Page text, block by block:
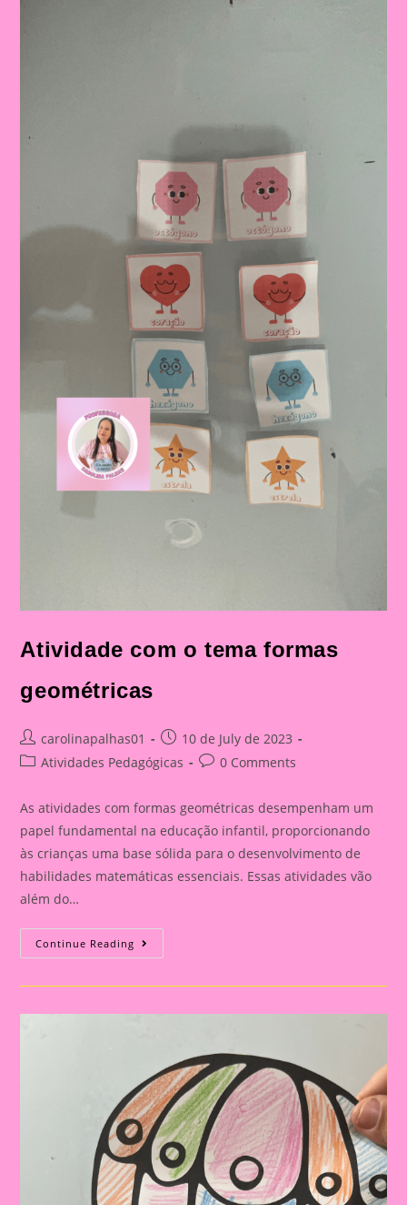
Atividade com o tema formas
geométricas
Post
author:
carolinapalhas01
Post
published:
10 de July de 2023
PostAtividades Pedagógicas
Post0 Comments
As atividades com formas geométricas desempenham um
papel fundamental na educação infantil, proporcionando
às crianças uma base sólida para o desenvolvimento de
habilidades matemáticas essenciais. Essas atividades vão
além do…
Continue Reading Atividade
Com
Tema